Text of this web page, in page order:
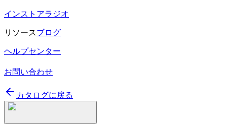
インストアラジオ
リソースブログ
ヘルプセンター
お問い合わせ
カタログに戻る